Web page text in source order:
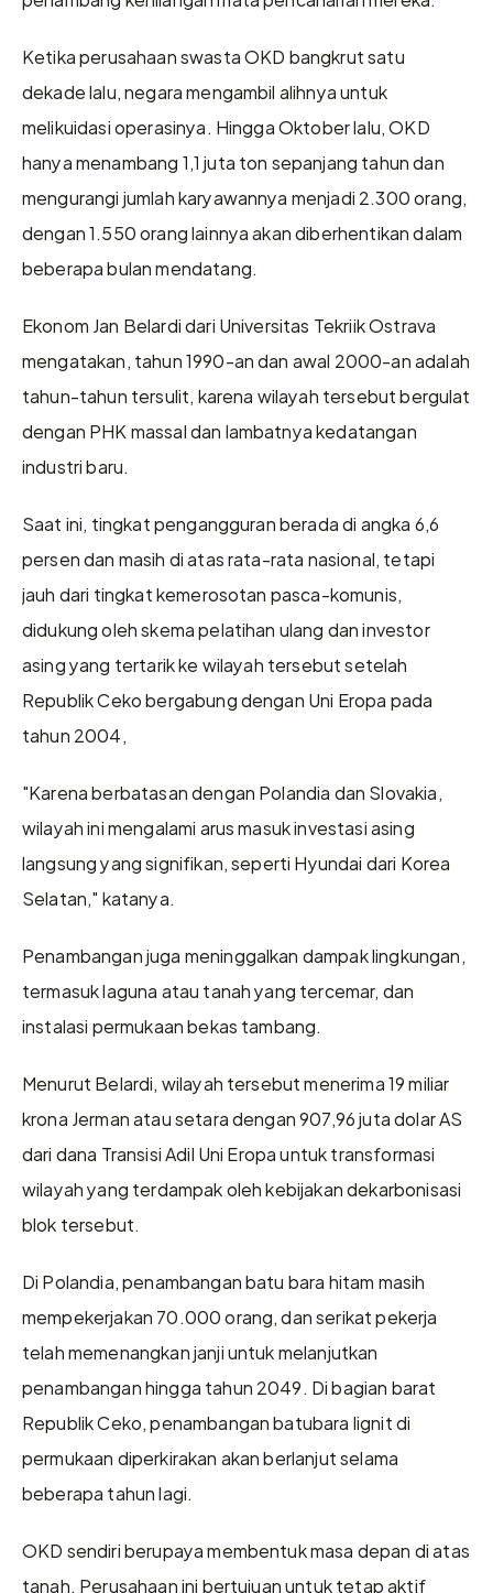
Ketika perusahaan swasta OKD bangkrut satu
dekade lalu, negara mengambil alihnya untuk
melikuidasi operasinya. Hingga Oktober lalu, OKD
hanya menambang 1,1 juta ton sepanjang tahun dan
mengurangi jumlah karyawannya menjadi 2.300 orang,
dengan 1.550 orang lainnya akan diberhentikan dalam
beberapa bulan mendatang.
Ekonom Jan Belardi dari Universitas Tekriik Ostrava
mengatakan, tahun 1990-an dan awal 2000-an adalah
tahun-tahun tersulit, karena wilayah tersebut bergulat
dengan PHK massal dan lambatnya kedatangan
industri baru.
Saat ini, tingkat pengangguran berada di angka 6,6
persen dan masih di atas rata-rata nasional, tetapi
jauh dari tingkat kemerosotan pasca-komunis,
didukung oleh skema pelatihan ulang dan investor
asing yang tertarik ke wilayah tersebut setelah
Republik Ceko bergabung dengan Uni Eropa pada
tahun 2004,
"Karena berbatasan dengan Polandia dan Slovakia,
wilayah ini mengalami arus masuk investasi asing
langsung yang signifikan, seperti Hyundai dari Korea
Selatan," katanya.
Penambangan juga meninggalkan dampak lingkungan,
termasuk laguna atau tanah yang tercemar, dan
instalasi permukaan bekas tambang.
Menurut Belardi, wilayah tersebut menerima 19 miliar
krona Jerman atau setara dengan 907,96 juta dolar AS
dari dana Transisi Adil Uni Eropa untuk transformasi
wilayah yang terdampak oleh kebijakan dekarbonisasi
blok tersebut.
Di Polandia, penambangan batu bara hitam masih
mempekerjakan 70.000 orang, dan serikat pekerja
telah memenangkan janji untuk melanjutkan
penambangan hingga tahun 2049. Di bagian barat
Republik Ceko, penambangan batubara lignit di
permukaan diperkirakan akan berlanjut selama
beberapa tahun lagi.
OKD sendiri berupaya membentuk masa depan di atas
tanah. Perusahaan ini bertujuan untuk tetap aktif